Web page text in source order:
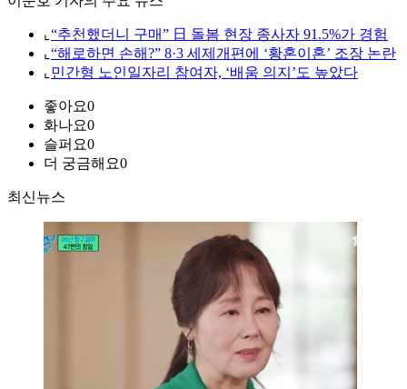
⌞ “추천했더니 구매” 日 돌봄 현장 종사자 91.5%가 경험
⌞ “해로하면 손해?” 8·3 세제개편에 ‘황혼이혼’ 조장 논란
⌞ 민간형 노인일자리 참여자, ‘배움 의지’도 높았다
좋아요0
화나요0
슬퍼요0
더 궁금해요0
최신뉴스